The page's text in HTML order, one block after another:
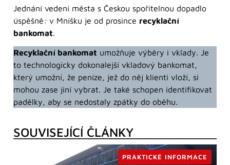
Jednání vedení města s Českou spořitelnou dopadlo
úspěšně: v Mníšku je od prosince recyklační
bankomat.
Recyklační bankomat umožňuje výběry i vklady. Je
to technologicky dokonalejší vkladový bankomat,
který umožní, že peníze, jež do něj klienti vloží, si
mohou zase jiní vybrat. Je také schopen identifikovat
padělky, aby se nedostaly zpátky do oběhu.
SOUVISEJÍCÍ ČLÁNKY
PRAKTICKÉ INFORMACE